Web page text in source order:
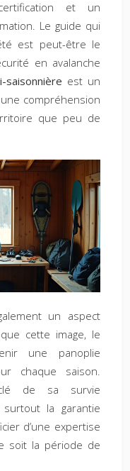
et un
Le guide qui
est peut-être le
en avalanche
saisonnière est un
compréhension
que peu de
un aspect
cette image, le
une panoplie
chaque saison.
de sa survie
la garantie
d’une expertise
soit la période de